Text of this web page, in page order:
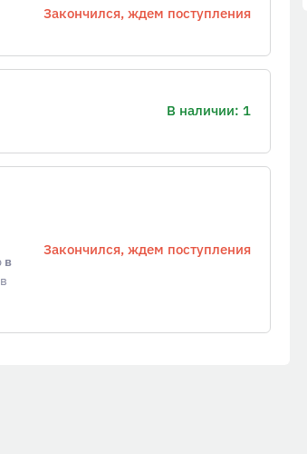
Закончился, ждем поступления
В наличии: 1
в
Закончился, ждем поступления